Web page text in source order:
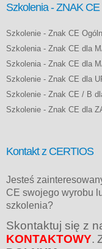
Szkolenia - ZNAK CE
Szkolenie - Znak CE
Szkolenia - Znak CE dla
Szkolenia - Znak CE dla
Szkolenie - Znak CE dla
Szkolenie - Znak CE / B
Szkolenie - Znak CE dla
Kontakt z CERTIOS
Jesteś
CE swojego wyrobu
szkolenia?
Skontaktuj się z
KONTAKTOWY.